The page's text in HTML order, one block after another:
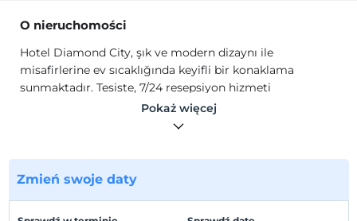
O nieruchomości
Hotel Diamond City, şık ve modern dizaynı ile
misafirlerine ev sıcaklığında keyifli bir konaklama
sunmaktadır. Tesiste, 7/24 resepsiyon hizmeti
Hotel Diamond City, Zeytinburnu'nda yer alıp tecrübeli
misafirperverliğini en iyi şekilde yansıtır. Profesyonel
kadrosu ve güler yüzlü samimi hizmetlerimizle, siz
Pokaż więcej
Zmień swoje daty